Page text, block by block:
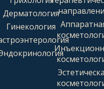
Дерматология
Гинекология